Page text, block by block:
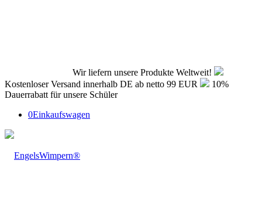
Wir liefern unsere Produkte Weltweit!
Kostenloser Versand innerhalb DE ab netto 99 EUR
10%
Dauerrabatt für unsere Schüler
0Einkaufswagen